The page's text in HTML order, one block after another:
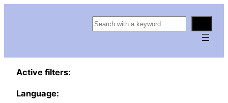
S
Active filters:
Language: